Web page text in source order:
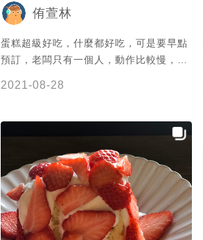
侑萱林
蛋糕超級好吃，什麼都好吃，可是要早點
預訂，老闆只有一個人，動作比較慢，但
2021-08-28